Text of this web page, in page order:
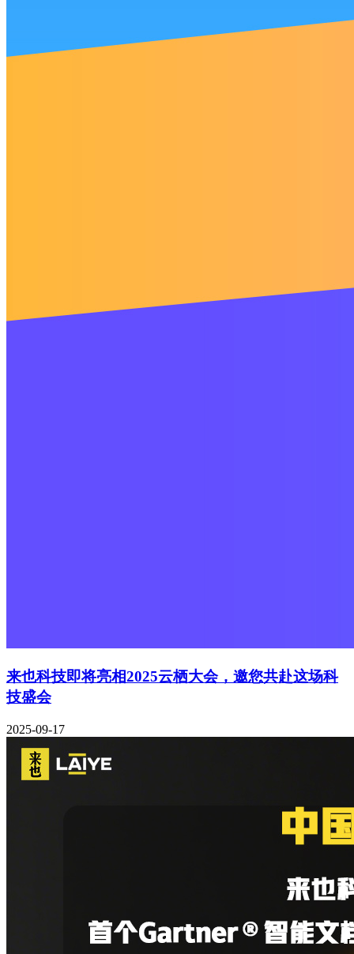
来也科技即将亮相2025云栖大会，邀您共赴这场科
技盛会
2025-09-17